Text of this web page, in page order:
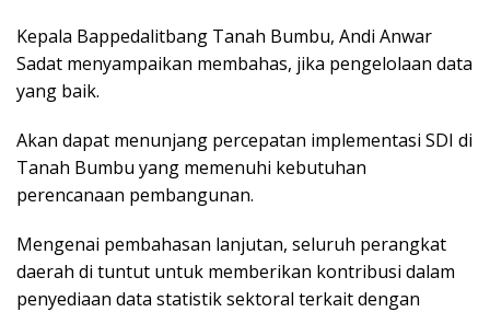
Kepala Bappedalitbang Tanah Bumbu, Andi Anwar
Sadat menyampaikan membahas, jika pengelolaan data
yang baik.
Akan dapat menunjang percepatan implementasi SDI di
Tanah Bumbu yang memenuhi kebutuhan
perencanaan pembangunan.
Mengenai pembahasan lanjutan, seluruh perangkat
daerah di tuntut untuk memberikan kontribusi dalam
penyediaan data statistik sektoral terkait dengan